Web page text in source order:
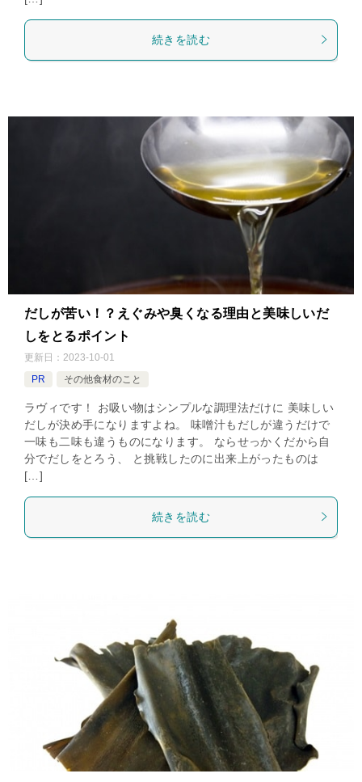
続きを読む
だしが苦い！？えぐみや臭くなる理由と美味しいだ
しをとるポイント
更新日： 2023-10-01
PR
その他食材のこと
ラヴィです！ お吸い物はシンプルな調理法だけに 美味しい
だしが決め手になりますよね。 味噌汁もだしが違うだけで
一味も二味も違うものになります。 ならせっかくだから自
分でだしをとろう、 と挑戦したのに出来上がったものは
[…]
続きを読む